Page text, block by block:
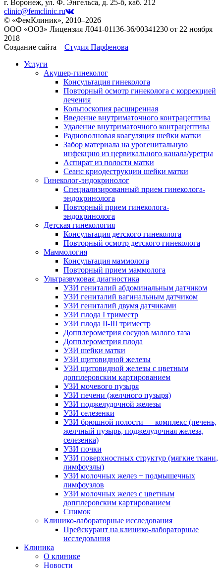
г. Воронеж, ул. Ф. Энгельса, д. 25-б, каб. 212
clinic@femclinic.ru
© «ФемКлиник», 2010–2026
ООО «ООЗ» Лицензия Л041-01136-36/00341230 от 22 ноября
2018
Создание сайта – Студия Парфенова
Услуги
Акушер-гинеколог
Консультация гинеколога
Повторный осмотр гинеколога с коррекцией
лечения
Кольпоскопия расширенная
Введение внутриматочного контрацептива
Удаление внутриматочного контрацептива
Радиоволновая коагуляция шейки матки
Забор материала на урогенитальную
инфекцию из цервикального канала/уретры
Аспират из полости матки
Сеанс криодеструкции шейки матки
Гинеколог-эндокринолог
Специализированный прием гинеколога-
эндокринолога
Повторный прием гинеколога-
эндокринолога
Детская гинекология
Консультация детского гинеколога
Повторный осмотр детского гинеколога
Маммология
Консультация маммолога
Повторный прием маммолога
Ультразвуковая диагностика
УЗИ гениталий абдоминальным датчиком
УЗИ гениталий вагинальным датчиком
УЗИ гениталий двумя датчиками
УЗИ плода I триместр
УЗИ плода II-III триместр
Допплерометрия сосудов малого таза
Допплерометрия плода
УЗИ шейки матки
УЗИ щитовидной железы
УЗИ щитовидной железы с цветным
допплеровским картированием
УЗИ мочевого пузыря
УЗИ печени (желчного пузыря)
УЗИ поджелудочной железы
УЗИ селезенки
УЗИ брюшной полости — комплекс (печень,
желчный пузырь, поджелудочная железа,
селезенка)
УЗИ почки
УЗИ поверхностных структур (мягкие ткани,
лимфоузлы)
УЗИ молочных желез + подмышечных
лимфоузлов
УЗИ молочных желез с цветным
допплеровским картированием
Снимок
Клинико-лабораторные исследования
Прейскурант на клинико-лабораторные
исследования
Клиника
О клинике
Новости